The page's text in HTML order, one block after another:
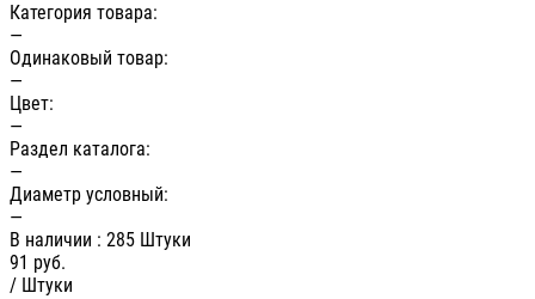
Категория товара:
—
Одинаковый товар:
—
Цвет:
—
Раздел каталога:
—
Диаметр условный:
—
В наличии : 285 Штуки
91 руб.
/ Штуки